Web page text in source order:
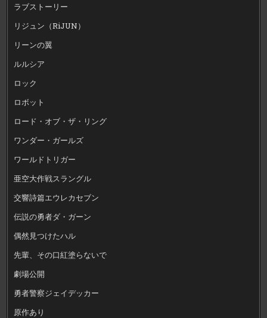
ラブストーリー
リジュン（RiJUN）
リーンの翼
ルルシア
ロック
ロボット
ロード・オブ・ザ・リング
ワンダー・ガールズ
ワールドトリガー
亜空大作戦スラングル
交響詩篇エウレカセブン
伝説の勇者ダ・ガーン
偶然見つけたハル
先輩、その口紅塗らないで
劇場公開
勇者警察ジェイデッカー
原作あり